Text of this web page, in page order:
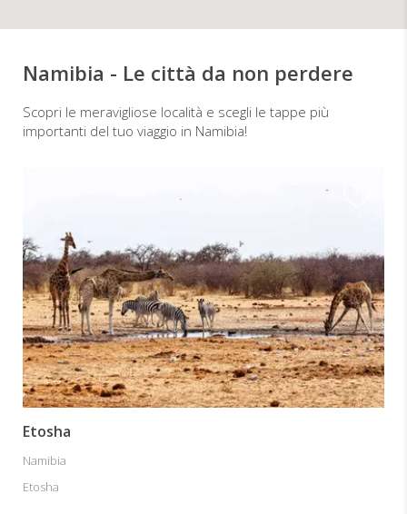
Namibia - Le città da non perdere
Scopri le meravigliose località e scegli le tappe più
importanti del tuo viaggio in Namibia!
Etosha
Namibia
Etosha